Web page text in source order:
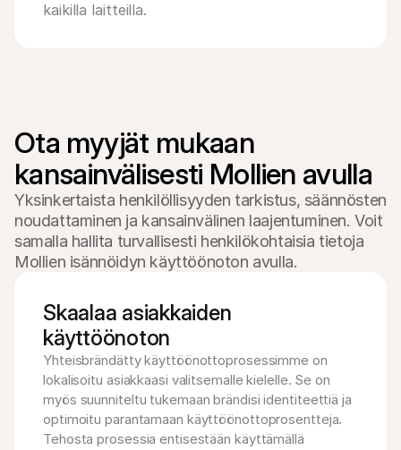
kaikilla laitteilla.
Ota myyjät mukaan
kansainvälisesti Mollien avulla
Yksinkertaista henkilöllisyyden tarkistus, säännösten
noudattaminen ja kansainvälinen laajentuminen. Voit
samalla hallita turvallisesti henkilökohtaisia tietoja
Mollien isännöidyn käyttöönoton avulla.
Skaalaa asiakkaiden
käyttöönoton
Yhteisbrändätty käyttöönottoprosessimme on
lokalisoitu asiakkaasi valitsemalle kielelle. Se on
myös suunniteltu tukemaan brändisi identiteettiä ja
optimoitu parantamaan käyttöönottoprosentteja.
Tehosta prosessia entisestään käyttämällä